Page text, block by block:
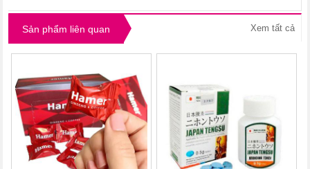
Sản phẩm liên quan Xem tất cả